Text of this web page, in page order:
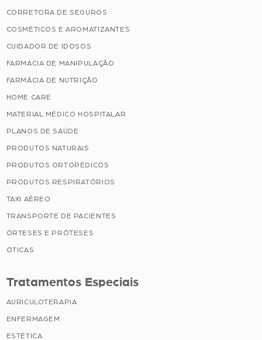
CORRETORA DE SEGUROS
COSMÉTICOS E AROMATIZANTES
CUIDADOR DE IDOSOS
FARMÁCIA DE MANIPULAÇÃO
FARMÁCIA DE NUTRIÇÃO
HOME CARE
MATERIAL MÉDICO HOSPITALAR
PLANOS DE SAÚDE
PRODUTOS NATURAIS
PRODUTOS ORTOPÉDICOS
PRODUTOS RESPIRATÓRIOS
TAXI AÉREO
TRANSPORTE DE PACIENTES
ÓRTESES E PRÓTESES
ÓTICAS
Tratamentos Especiais
AURICULOTERAPIA
ENFERMAGEM
ESTÉTICA